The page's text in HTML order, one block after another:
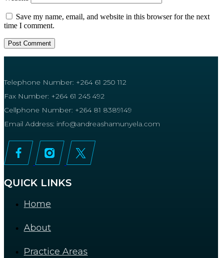
Save my name, email, and website in this browser for the next
time I comment.
Telephone Number: +264 61 250 112
Fax Number: +264 61 245 492
Cellphone Number: +264 81 8389149
Email Address: info@andreashamunyela.com
QUICK LINKS
Home
About
Practice Areas